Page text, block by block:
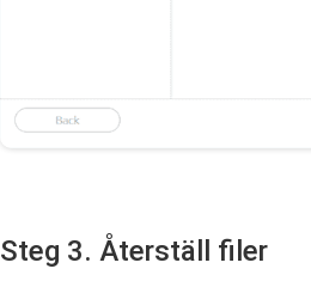
Steg 3. Återställ filer